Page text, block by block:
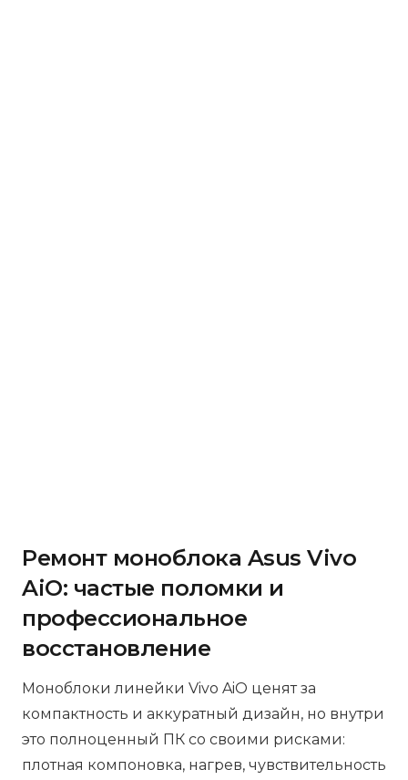
Ремонт моноблока Asus Vivo
AiO: частые поломки и
профессиональное
восстановление
Моноблоки линейки Vivo AiO ценят за
компактность и аккуратный дизайн, но внутри
это полноценный ПК со своими рисками:
плотная компоновка, нагрев, чувствительность